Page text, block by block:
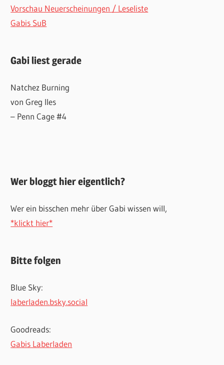
Vorschau Neuerscheinungen / Leseliste
Gabis SuB
Gabi liest gerade
Natchez Burning
von Greg Iles
– Penn Cage #4
Wer bloggt hier eigentlich?
Wer ein bisschen mehr über Gabi wissen will,
*klickt hier*
Bitte folgen
Blue Sky:
laberladen.bsky.social
Goodreads:
Gabis Laberladen